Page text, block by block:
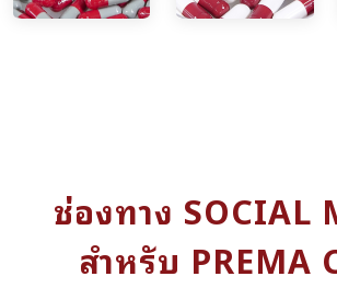
ช่องทาง SOCIAL
สำหรับ PREMA